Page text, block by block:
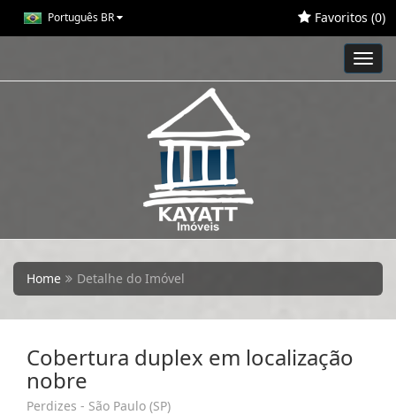
Português BR Favoritos (0)
Home Detalhe do Imóvel
Cobertura duplex em localização
nobre
Perdizes - São Paulo (SP)